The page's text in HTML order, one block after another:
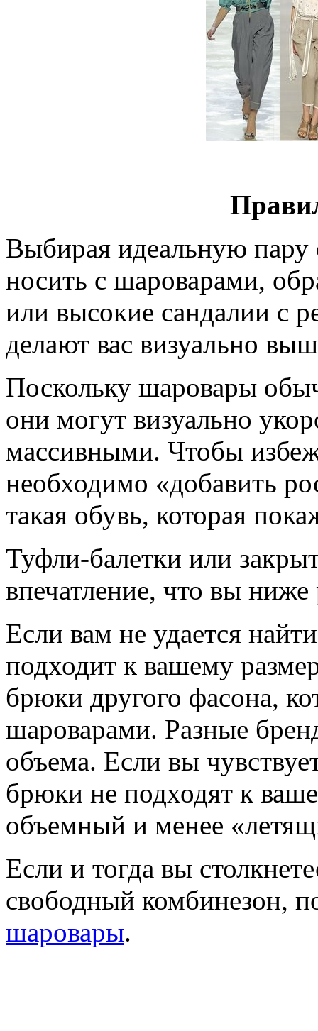
Выбирая идеальную пару
носить с шароварами,
или высокие сандалии с
делают вас визуально
Поскольку шаровары
они могут визуально
массивными. Чтобы
необходимо «добавить
такая обувь, которая
Туфли-балетки или
впечатление, что вы
Если вам не удается
подходит к вашему
брюки другого фасона,
шароварами. Разные
объема. Если вы
брюки не подходят к
объемный и менее
Если и тогда вы
свободный комбинезон,
шаровары.